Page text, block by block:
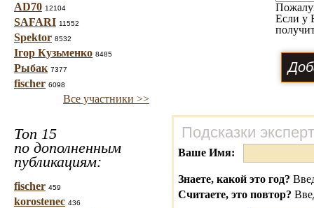
AD70 12104
SAFARI 11552
Spektor 8532
Ігор Кузьменко 8485
Рыбак 7377
fischer 6098
Все участники >>
Топ 15
по дополненным
публикациям:
fischer 459
korostenec 436
Если у
Подсказки
Ваше Имя:
Знаете, какой это год?
Считаете, это повтор?